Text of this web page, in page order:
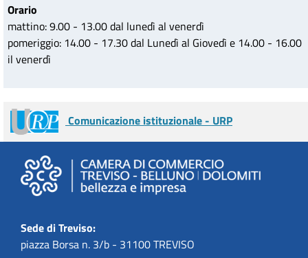
Orario
mattino: 9.00 - 13.00 dal lunedì al venerdì
pomeriggio: 14.00 - 17.30 dal Lunedì al Giovedì e 14.00 - 16.00
il venerdì
Comunicazione istituzionale - URP
Sede di Treviso:
piazza Borsa n. 3/b - 31100 TREVISO